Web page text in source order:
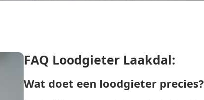
FAQ Loodgieter Laakdal:
Wat doet een loodgieter precies?